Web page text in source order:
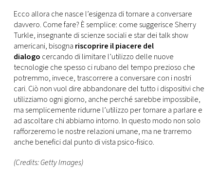
Ecco allora che nasce l’esigenza di tornare a conversare
davvero. Come fare? È semplice: come suggerisce Sherry
Turkle, insegnante di scienze sociali e star dei talk show
americani, bisogna riscoprire il piacere del
dialogo cercando di limitare l’utilizzo delle nuove
tecnologie che spesso ci rubano del tempo prezioso che
potremmo, invece, trascorrere a conversare con i nostri
cari. Ciò non vuol dire abbandonare del tutto i dispositivi che
utilizziamo ogni giorno, anche perché sarebbe impossibile,
ma semplicemente ridurne l’utilizzo per tornare a parlare e
ad ascoltare chi abbiamo intorno. In questo modo non solo
rafforzeremo le nostre relazioni umane, ma ne trarremo
anche benefici dal punto di vista psico-fisico.
(Credits: Getty Images)